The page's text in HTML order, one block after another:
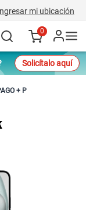
mi ubicación
0
Solicítalo aquí
+ P